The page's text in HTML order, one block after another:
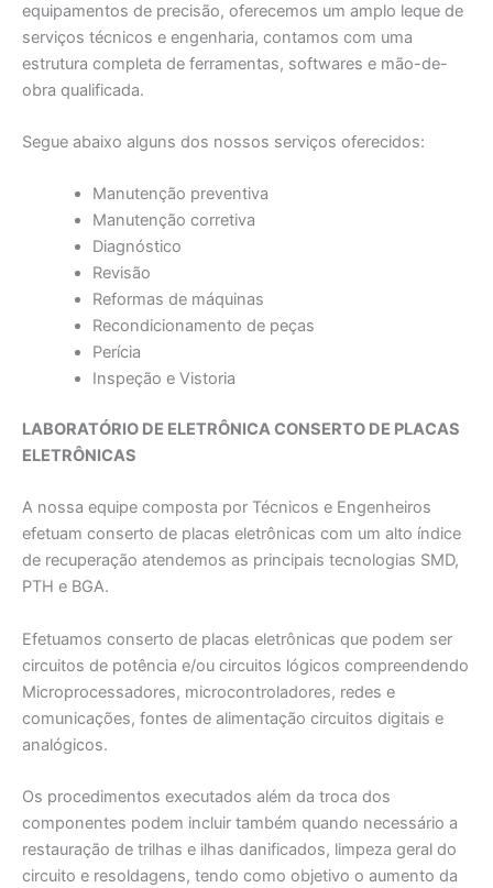
equipamentos de precisão, oferecemos um amplo leque de
serviços técnicos e engenharia, contamos com uma
estrutura completa de ferramentas, softwares e mão-de-
obra qualificada.
Segue abaixo alguns dos nossos serviços oferecidos:
Manutenção preventiva
Manutenção corretiva
Diagnóstico
Revisão
Reformas de máquinas
Recondicionamento de peças
Perícia
Inspeção e Vistoria
LABORATÓRIO DE ELETRÔNICA CONSERTO DE PLACAS
ELETRÔNICAS
A nossa equipe composta por Técnicos e Engenheiros
efetuam conserto de placas eletrônicas com um alto índice
de recuperação atendemos as principais tecnologias SMD,
PTH e BGA.
Efetuamos conserto de placas eletrônicas que podem ser
circuitos de potência e/ou circuitos lógicos compreendendo
Microprocessadores, microcontroladores, redes e
comunicações, fontes de alimentação circuitos digitais e
analógicos.
Os procedimentos executados além da troca dos
componentes podem incluir também quando necessário a
restauração de trilhas e ilhas danificados, limpeza geral do
circuito e resoldagens, tendo como objetivo o aumento da